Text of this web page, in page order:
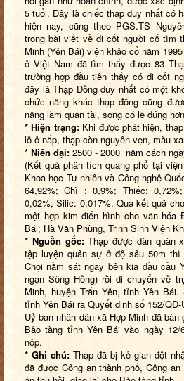
5 tuổi. Đây là chiếc thạp duy nhất có
hiện nay, cũng theo PGS.TS
trong bài viết về di cốt người cổ tìm
Minh (Yên Bái) viện khảo cổ năm
ở Việt Nam đã tìm thấy được 83
trường hợp đầu tiên thấy có di cốt
đây là Thạp Đồng duy nhất có một
chức năng khác thạp đồng cũng
năng làm quan tài, song có lẽ đúng
* Hiện trạng:Khi được phát hiện,
lỗ ở nắp, thạp còn nguyên vẹn, màu
* Niên đại: 2500 ­- 2000 năm cách
(Kết quả phân tích quang phổ tại
Khoa học Tự nhiên và Công nghệ
64,92%; Chì : 0,9%; Thiếc:
0,02%; Silic: 0,017%. Qua kết quả
một hợp kim điển hình cho văn hóa
Bái; Hà Văn Phùng, Trịnh Sinh Viện
* Nguồn gốc:Thạp được dân quân
tập luyện quân sự ở độ sâu 50m
Chọi nằm sát ngay bên kia đầu cầu
ngạn Sông Hồng) rồi di chuyển về
Minh, huyện Trấn Yên, tỉnh Yên
tỉnh Yên Bái ra Quyết định số 152/
Uỷ ban nhân dân xã Hợp Minh đã
Bảo tàng tỉnh Yên Bái vào ngày
nộp.
* Ghi chú: Thạp đã bị kẻ gian đột
đã được Công an thành phố, Công